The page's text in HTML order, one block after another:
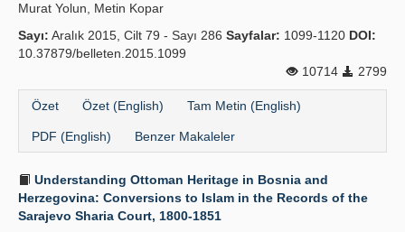
Murat Yolun, Metin Kopar
Sayı: Aralık 2015, Cilt 79 - Sayı 286 Sayfalar: 1099-1120 DOI:
10.37879/belleten.2015.1099
10714
2799
Özet Özet (English) Tam Metin (English)
PDF (English) Benzer Makaleler
Understanding Ottoman Heritage in Bosnia and
Herzegovina: Conversions to Islam in the Records of the
Sarajevo Sharia Court, 1800-1851